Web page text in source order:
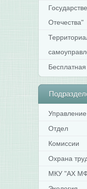
Отечества"
Управление
Отдел
Комиссии
Охрана
МКУ "АХ